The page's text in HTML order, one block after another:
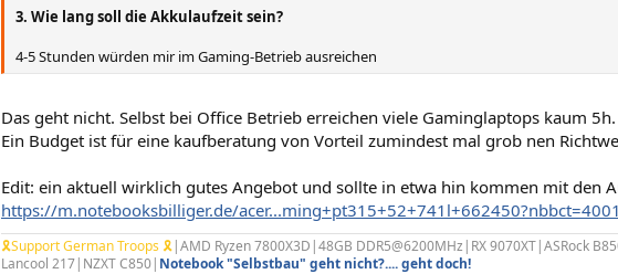
3. Wie lang soll die Akkulaufzeit sein?
4-5 Stunden würden mir im Gaming-Betrieb ausreichen
Das geht nicht. Selbst bei Office Betrieb erreichen viele Gaminglaptops kaum 5h.
Ein Budget ist für eine kaufberatung von Vorteil zumindest mal grob nen
Edit: ein aktuell wirklich gutes Angebot und sollte in etwa hin kommen mit den
https://m.notebooksbilliger.de/
🎗Support German Troops 🎗|AMD Ryzen 7800X3D|48GB DDR5@6200MHz|RX 9070XT|ASRock
Lancool 217|NZXT C850| Notebook "Selbstbau" geht nicht?.... geht doch!